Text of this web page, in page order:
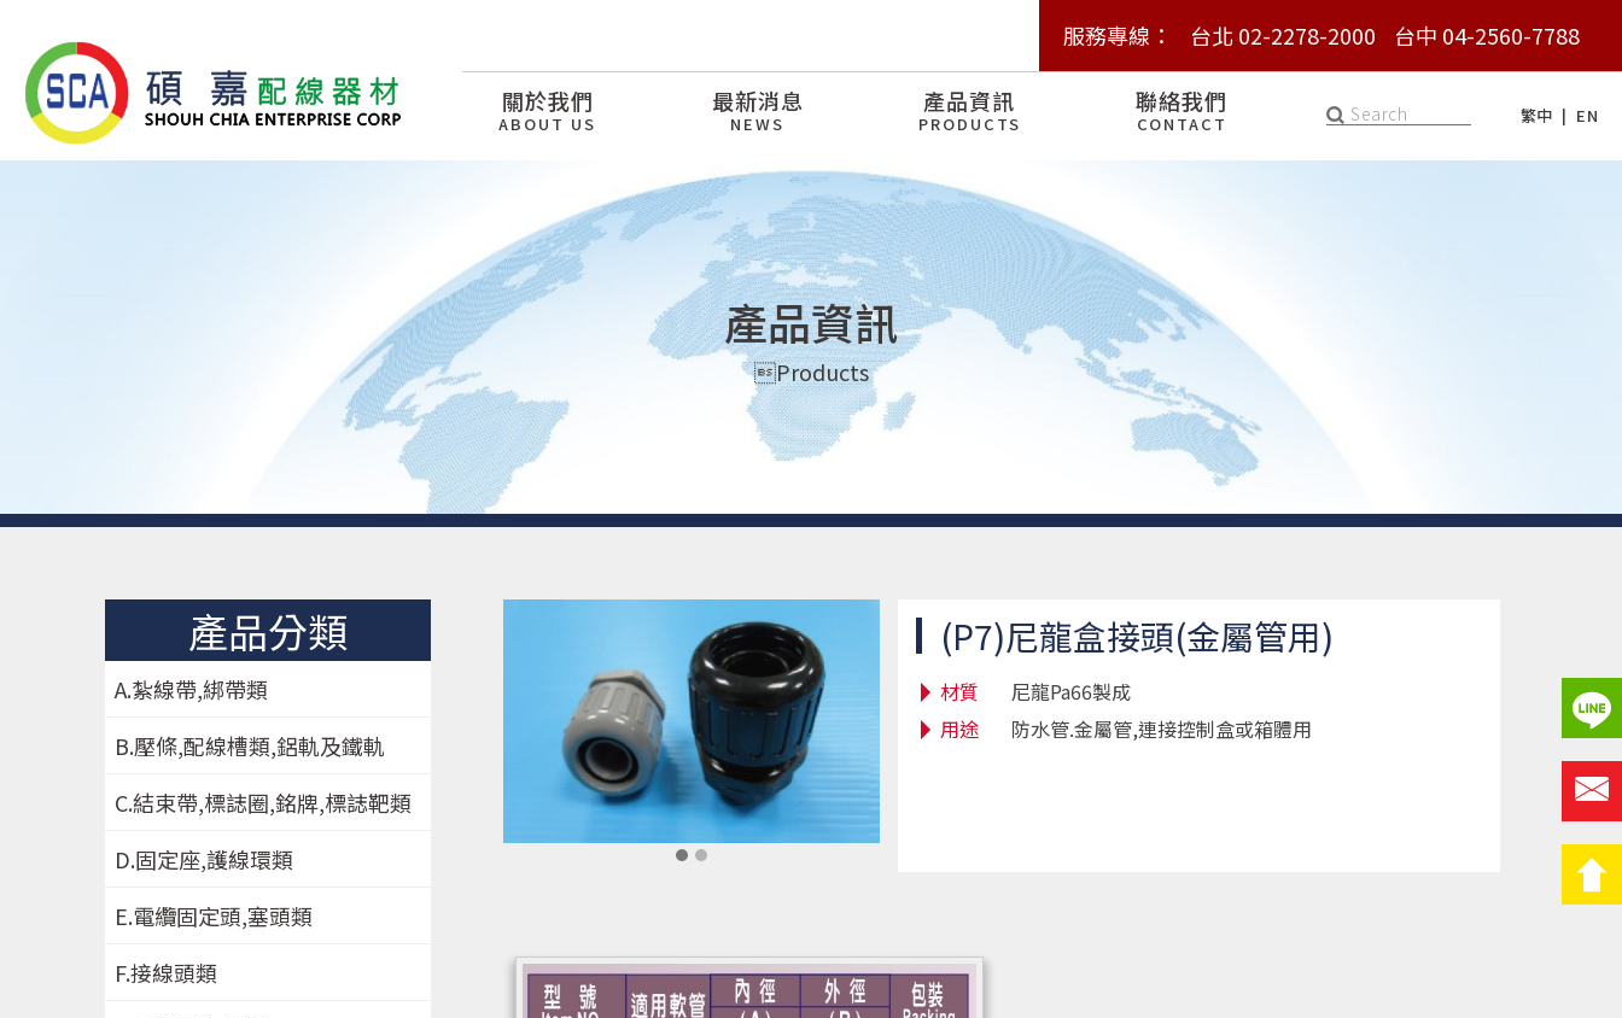
服務專線： 台北 02-2278-2000 台中 04-2560-7788
服務專線： 台北 02-2278-2000 台中 04-2560-7788
關於我們
ABOUT US
最新消息
NEWS
產品資訊
PRODUCTS
聯絡我們
CONTACT 繁中 EN
產品資訊
Products
產品分類
A.紮線帶,綁帶類
B.壓條,配線槽類,鋁軌及鐵軌
C.結束帶,標誌圈,銘牌,標誌靶類
D.固定座,護線環類
E.電纜固定頭,塞頭類
F.接線頭類
(P7)尼龍盒接頭(金屬管用)
材質
尼龍Pa66製成
用途
防水管.金屬管,連接控制盒或箱體用